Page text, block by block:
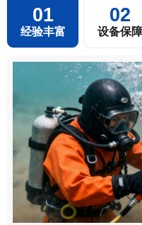
01
经验丰富
02
设备保障